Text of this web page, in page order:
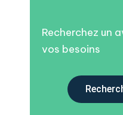
Recherchez un
vos besoins